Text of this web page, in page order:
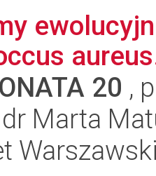
20 ,
Marta